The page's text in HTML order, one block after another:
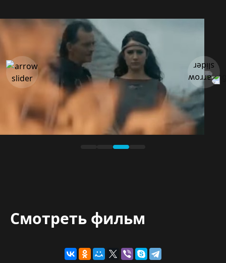
Смотреть фильм